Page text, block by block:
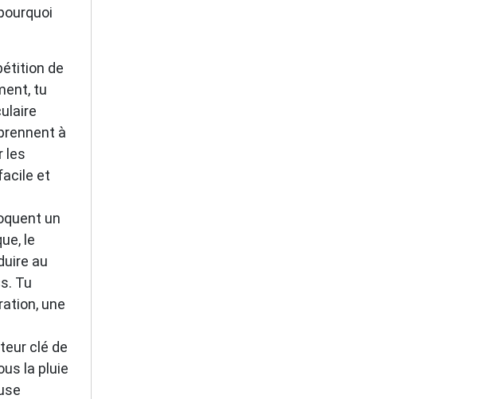
de
tu
à
les
et
un
le
au
Tu
une
clé de
la pluie